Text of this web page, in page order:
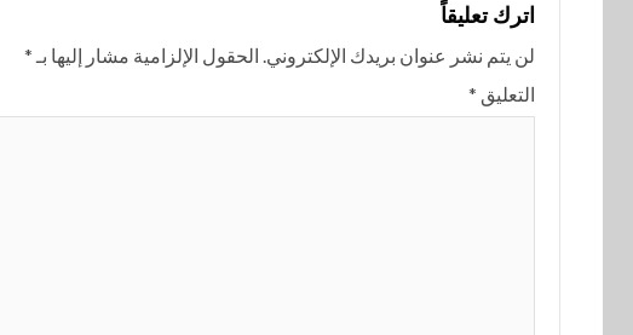
اترك تعليقاً
لن يتم نشر عنوان بريدك الإلكتروني. الحقول الإلزامية مشار إليها بـ *
التعليق *